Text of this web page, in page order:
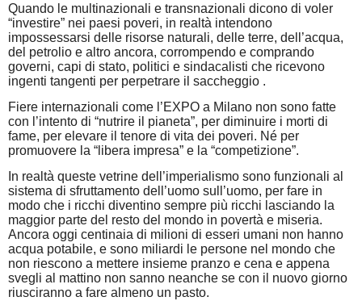
Quando le multinazionali e transnazionali dicono di voler
“investire” nei paesi poveri, in realtà intendono
impossessarsi delle risorse naturali, delle terre, dell’acqua,
del petrolio e altro ancora, corrompendo e comprando
governi, capi di stato, politici e sindacalisti che ricevono
ingenti tangenti per perpetrare il saccheggio .
Fiere internazionali come l’EXPO a Milano non sono fatte
con l’intento di “nutrire il pianeta”, per diminuire i morti di
fame, per elevare il tenore di vita dei poveri. Né per
promuovere la “libera impresa” e la “competizione”.
In realtà queste vetrine dell’imperialismo sono funzionali al
sistema di sfruttamento dell’uomo sull’uomo, per fare in
modo che i ricchi diventino sempre più ricchi lasciando la
maggior parte del resto del mondo in povertà e miseria.
Ancora oggi centinaia di milioni di esseri umani non hanno
acqua potabile, e sono miliardi le persone nel mondo che
non riescono a mettere insieme pranzo e cena e appena
svegli al mattino non sanno neanche se con il nuovo giorno
riusciranno a fare almeno un pasto.